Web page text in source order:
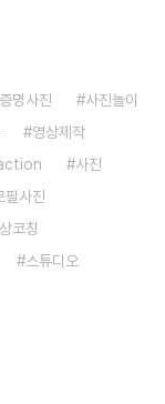
증명사진
사진놀이
영상제작
사진
필사진
코칭
스튜디오